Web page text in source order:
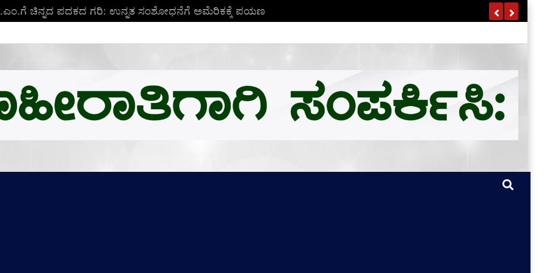
ಬಿ.ಎಂ.ಗೆ ಚಿನ್ನದ ಪದಕದ ಗರಿ: ಉನ್ನತ ಸಂಶೋಧನೆಗೆ ಅಮೆರಿಕಕ್ಕೆ ಪಯಣ